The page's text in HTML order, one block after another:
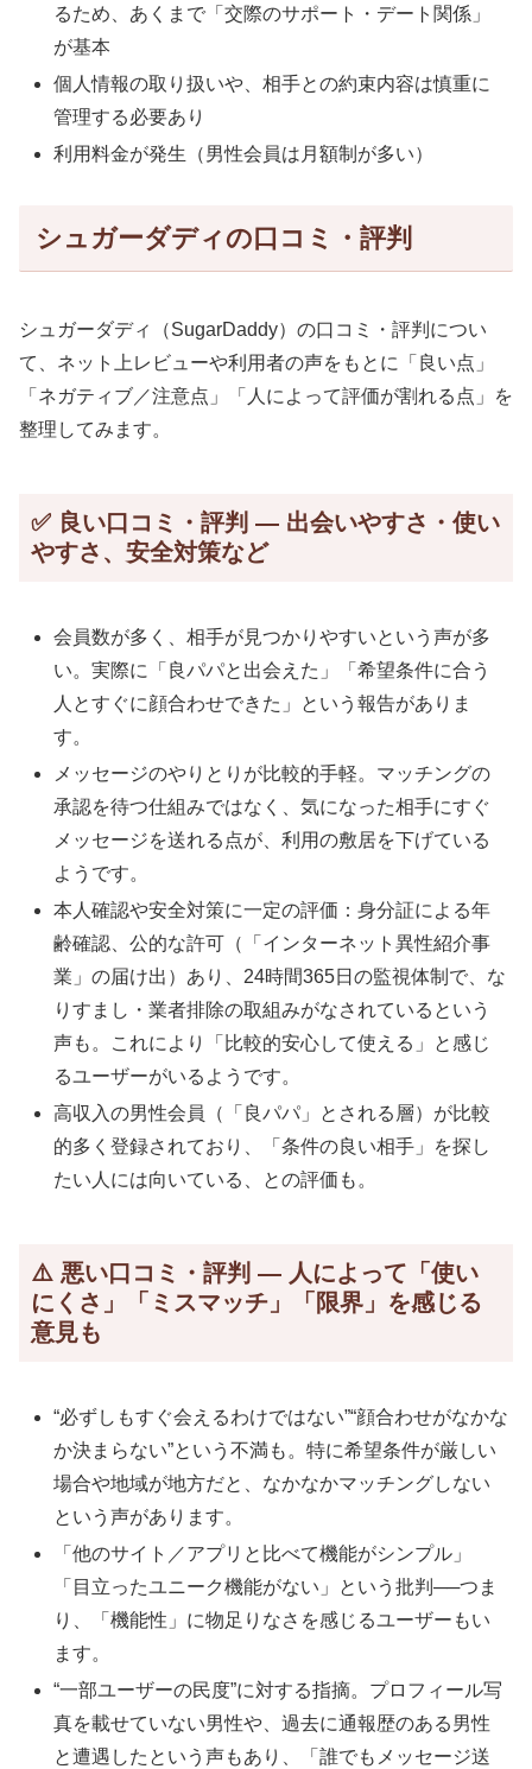
るため、あくまで「交際のサポート・デート関係」
が基本
個人情報の取り扱いや、相手との約束内容は慎重に
管理する必要あり
利用料金が発生（男性会員は月額制が多い）
シュガーダディの口コミ・評判
シュガーダディ（SugarDaddy）の口コミ・評判につい
て、ネット上レビューや利用者の声をもとに「良い点」
「ネガティブ／注意点」「人によって評価が割れる点」を
整理してみます。
✅ 良い口コミ・評判 — 出会いやすさ・使い
やすさ、安全対策など
会員数が多く、相手が見つかりやすいという声が多
い。実際に「良パパと出会えた」「希望条件に合う
人とすぐに顔合わせできた」という報告がありま
す。
メッセージのやりとりが比較的手軽。マッチングの
承認を待つ仕組みではなく、気になった相手にすぐ
メッセージを送れる点が、利用の敷居を下げている
ようです。
本人確認や安全対策に一定の評価：身分証による年
齢確認、公的な許可（「インターネット異性紹介事
業」の届け出）あり、24時間365日の監視体制で、な
りすまし・業者排除の取組みがなされているという
声も。これにより「比較的安心して使える」と感じ
るユーザーがいるようです。
高収入の男性会員（「良パパ」とされる層）が比較
的多く登録されており、「条件の良い相手」を探し
たい人には向いている、との評価も。
⚠️ 悪い口コミ・評判 — 人によって「使い
にくさ」「ミスマッチ」「限界」を感じる
意見も
“必ずしもすぐ会えるわけではない”“顔合わせがなかな
か決まらない”という不満も。特に希望条件が厳しい
場合や地域が地方だと、なかなかマッチングしない
という声があります。
「他のサイト／アプリと比べて機能がシンプル」
「目立ったユニーク機能がない」という批判──つま
り、「機能性」に物足りなさを感じるユーザーもい
ます。
“一部ユーザーの民度”に対する指摘。プロフィール写
真を載せていない男性や、過去に通報歴のある男性
と遭遇したという声もあり、「誰でもメッセージ送